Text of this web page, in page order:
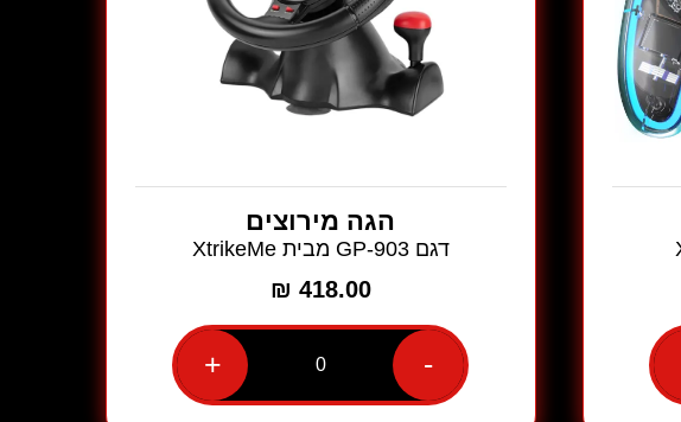
הגה מירוצים
דגם GP-903 מבית XtrikeMe
418.00
₪
-
כמות
של
הגה
+